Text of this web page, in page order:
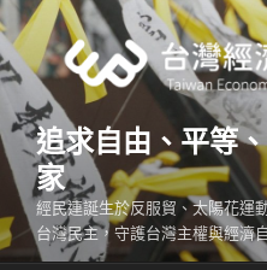
跳
至
主
內
容
追求自由、平等
家
經民連誕生於反服貿、太陽花運
台灣民主，守護台灣主權與經濟